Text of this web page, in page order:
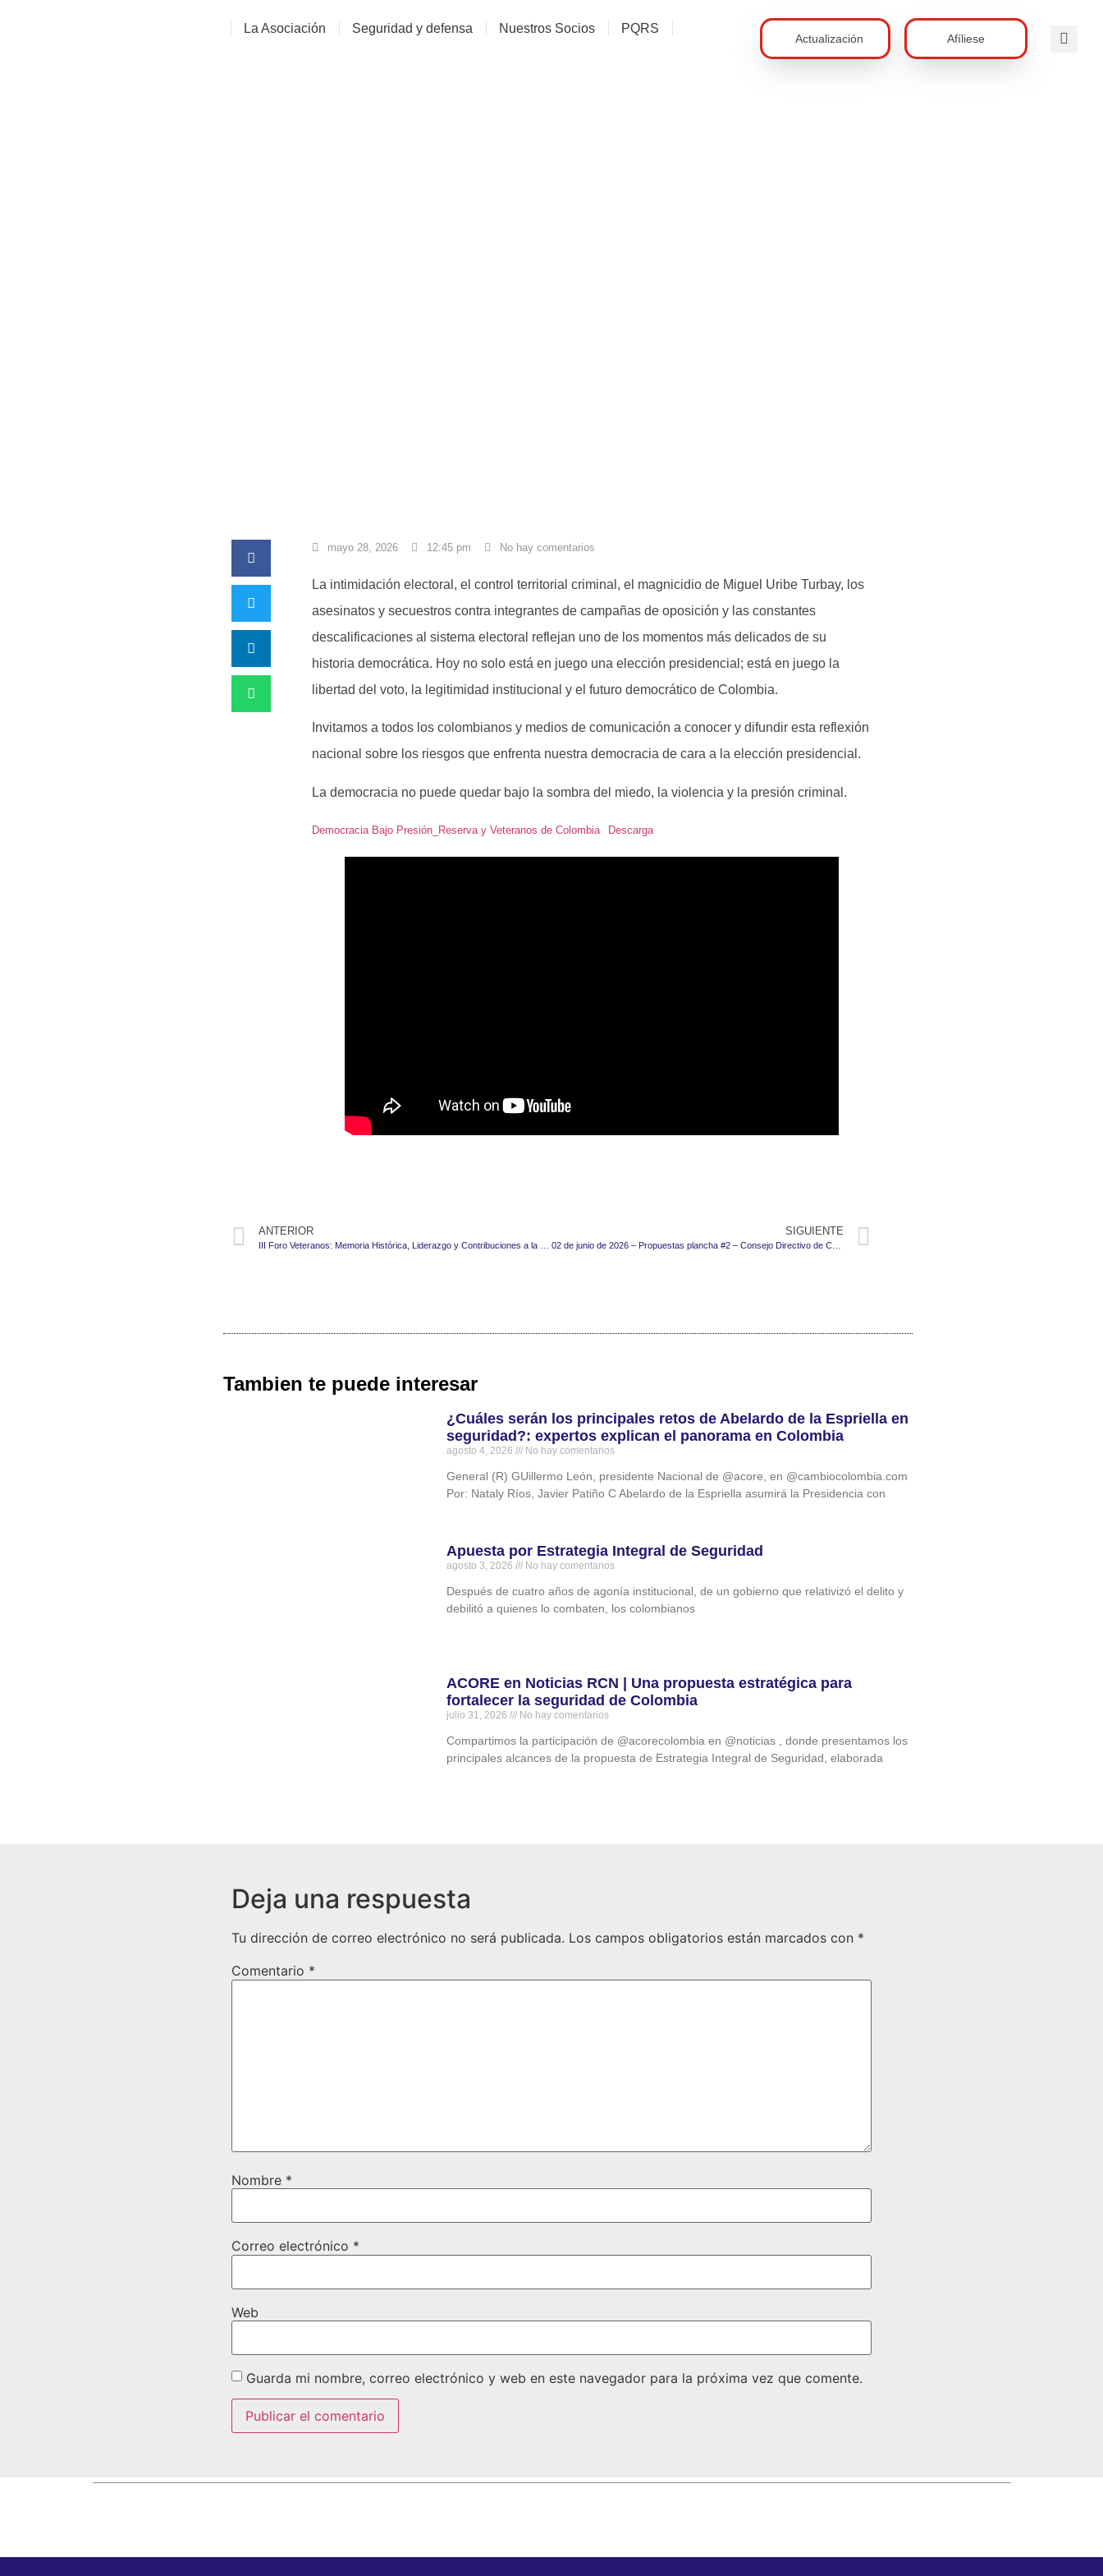
La Asociación Seguridad y defensa Nuestros Socios PQRS
Actualización Afíliese
mayo 28, 2026 12:45 pm No hay comentarios
La intimidación electoral, el control territorial criminal, el magnicidio de Miguel Uribe Turbay, los
asesinatos y secuestros contra integrantes de campañas de oposición y las constantes
descalificaciones al sistema electoral reflejan uno de los momentos más delicados de su
historia democrática. Hoy no solo está en juego una elección presidencial; está en juego la
libertad del voto, la legitimidad institucional y el futuro democrático de Colombia.
Invitamos a todos los colombianos y medios de comunicación a conocer y difundir esta reflexión
nacional sobre los riesgos que enfrenta nuestra democracia de cara a la elección presidencial.
La democracia no puede quedar bajo la sombra del miedo, la violencia y la presión criminal.
Democracia Bajo Presión_Reserva y Veteranos de Colombia Descarga
ANTERIOR SIGUIENTE
02 de junio de 2026 – Propuestas plancha #2 – Consejo Directivo de CREMIL
Tambien te puede interesar
¿Cuáles serán los principales retos de Abelardo de la Espriella en
seguridad?: expertos explican el panorama en Colombia
agosto 4, 2026 No hay comentarios
General (R) GUillermo León, presidente Nacional de @acore, en @cambiocolombia.com
Por: Nataly Ríos, Javier Patiño C Abelardo de la Espriella asumirá la Presidencia con
Apuesta por Estrategia Integral de Seguridad
agosto 3, 2026 No hay comentarios
Después de cuatro años de agonía institucional, de un gobierno que relativizó el delito y
debilitó a quienes lo combaten, los colombianos
ACORE en Noticias RCN | Una propuesta estratégica para
fortalecer la seguridad de Colombia
julio 31, 2026 No hay comentarios
Compartimos la participación de ‪@acorecolombia‬ en ‪@noticias‬ , donde presentamos los
principales alcances de la propuesta de Estrategia Integral de Seguridad, elaborada
Deja una respuesta
Tu dirección de correo electrónico no será publicada. Los campos obligatorios están marcados con *
Comentario *
Nombre *
Correo electrónico *
Web
Guarda mi nombre, correo electrónico y web en este navegador para la próxima vez que comente.